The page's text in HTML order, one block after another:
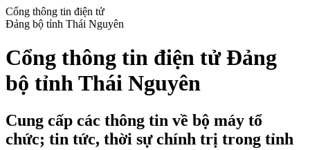
Cổng thông tin điện tử
Đảng bộ tỉnh Thái Nguyên
Cổng thông tin điện tử Đảng
bộ tỉnh Thái Nguyên
Cung cấp các thông tin về bộ máy tổ
chức; tin tức, thời sự chính trị trong tỉnh